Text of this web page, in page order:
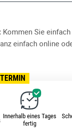
Kommen Sie
einfach online
Innerhalb eines Tages
fertig